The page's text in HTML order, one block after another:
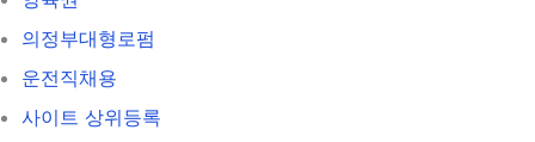
의정부대형로펌
운전직채용
사이트 상위등록